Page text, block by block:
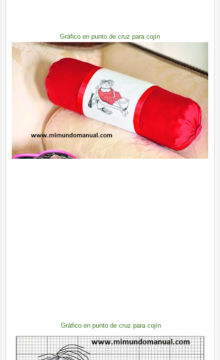
Gráfico en punto de cruz para cojín
Gráfico en punto de cruz para cojín